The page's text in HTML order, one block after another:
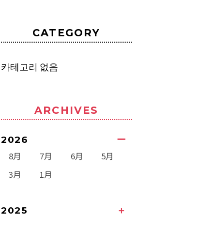
CATEGORY
카테고리 없음
ARCHIVES
2026
8月 7月 6月
5月
3月
1月
2025